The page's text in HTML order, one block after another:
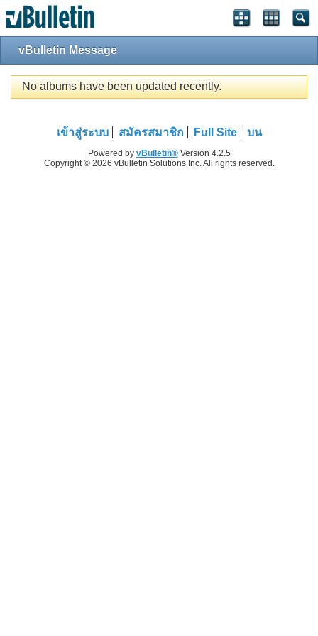
vBulletin Message
No albums have been updated recently.
เข้าสู่ระบบ สมัครสมาชิก Full Site บน
Powered by vBulletin®Version 4.2.5
Copyright © 2026 vBulletin Solutions Inc. All rights reserved.